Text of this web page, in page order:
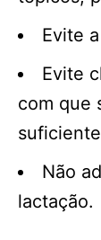
Evite
Evite
com que
Não
lactação.